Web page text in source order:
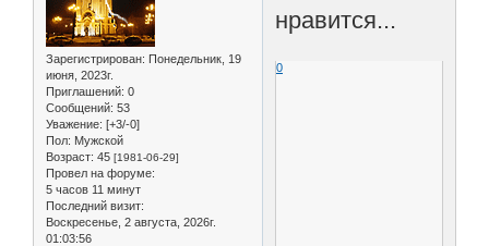
Зарегистрирован: Понедельник, 19
июня, 2023г.
Приглашений: 0
Сообщений: 53
Уважение: [+3/-0]
Пол: Мужской
Возраст: 45 [1981-06-29]
Провел на форуме:
5 часов 11 минут
Последний визит:
Воскресенье, 2 августа, 2026г.
01:03:56
нравится...
0